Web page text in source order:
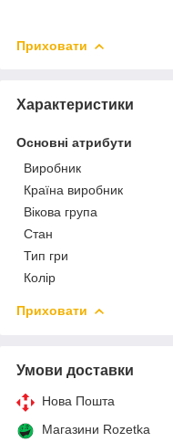
Приховати
Характеристики
Основні атрибути
Виробник
Країна виробник
Вікова група
Стан
Тип гри
Колір
Приховати
Умови доставки
Нова Пошта
Магазини Rozetka